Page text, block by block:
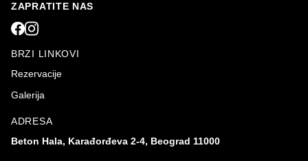
ZAPRATITE NAS
BRZI LINKOVI
Rezervacije
Galerija
ADRESA
Beton Hala, Karađorđeva 2-4, Beograd 11000